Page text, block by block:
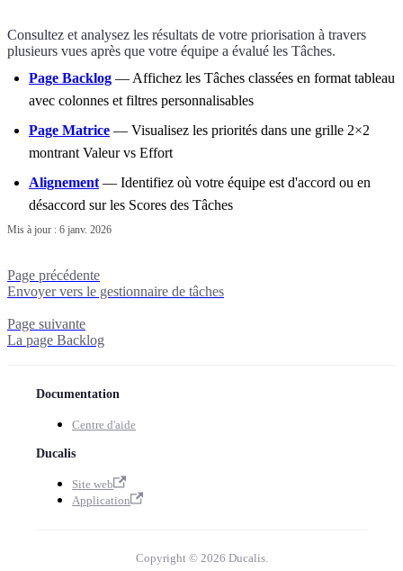
Consultez et analysez les résultats de votre priorisation à travers
plusieurs vues après que votre équipe a évalué les Tâches.
Page Backlog — Affichez les Tâches classées en format tableau
avec colonnes et filtres personnalisables
Page Matrice — Visualisez les priorités dans une grille 2×2
montrant Valeur vs Effort
Alignement — Identifiez où votre équipe est d'accord ou en
désaccord sur les Scores des Tâches
Mis à jour : 6 janv. 2026
Page précédente
Envoyer vers le gestionnaire de tâches
Page suivante
La page Backlog
Documentation
Centre d'aide
Ducalis
Site web
Application
Copyright © 2026 Ducalis.